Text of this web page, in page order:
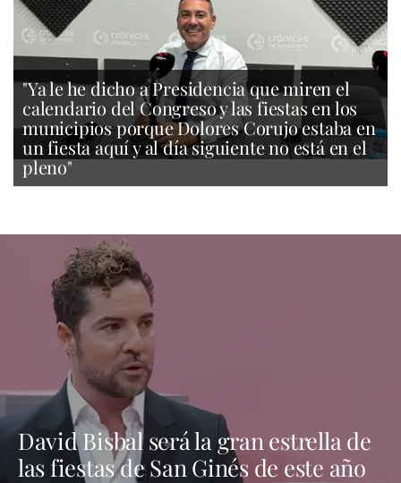
"Ya le he dicho a Presidencia que miren el
calendario del Congreso y las fiestas en los
municipios porque Dolores Corujo estaba en
un fiesta aquí y al día siguiente no está en el
pleno"
David Bisbal será la gran estrella de
las fiestas de San Ginés de este año